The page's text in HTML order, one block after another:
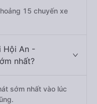
15 chuyến xe
Hội An -
nhất?
sớm nhất vào lúc